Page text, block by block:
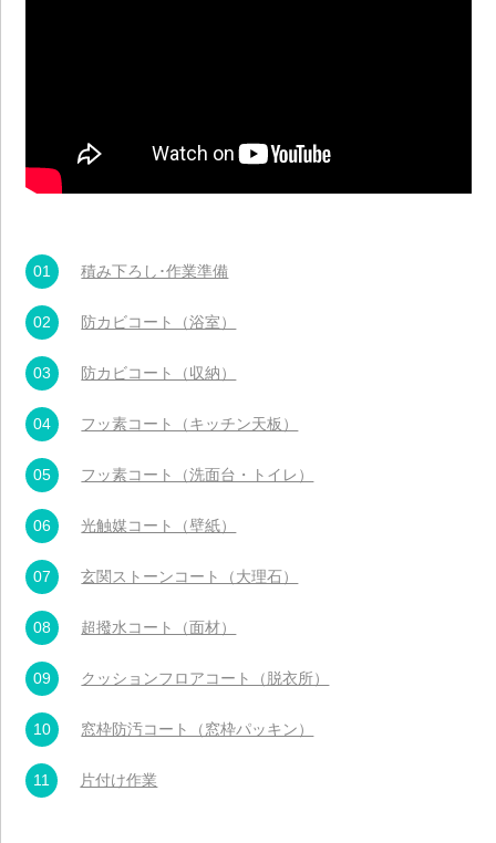
01 積み下ろし･作業準備
02 防カビコート（浴室）
03 防カビコート（収納）
04 フッ素コート（キッチン天板）
05 フッ素コート（洗面台・トイレ）
06 光触媒コート（壁紙）
07 玄関ストーンコート（大理石）
08 超撥水コート（面材）
09 クッションフロアコート（脱衣所）
10 窓枠防汚コート（窓枠パッキン）
11 片付け作業